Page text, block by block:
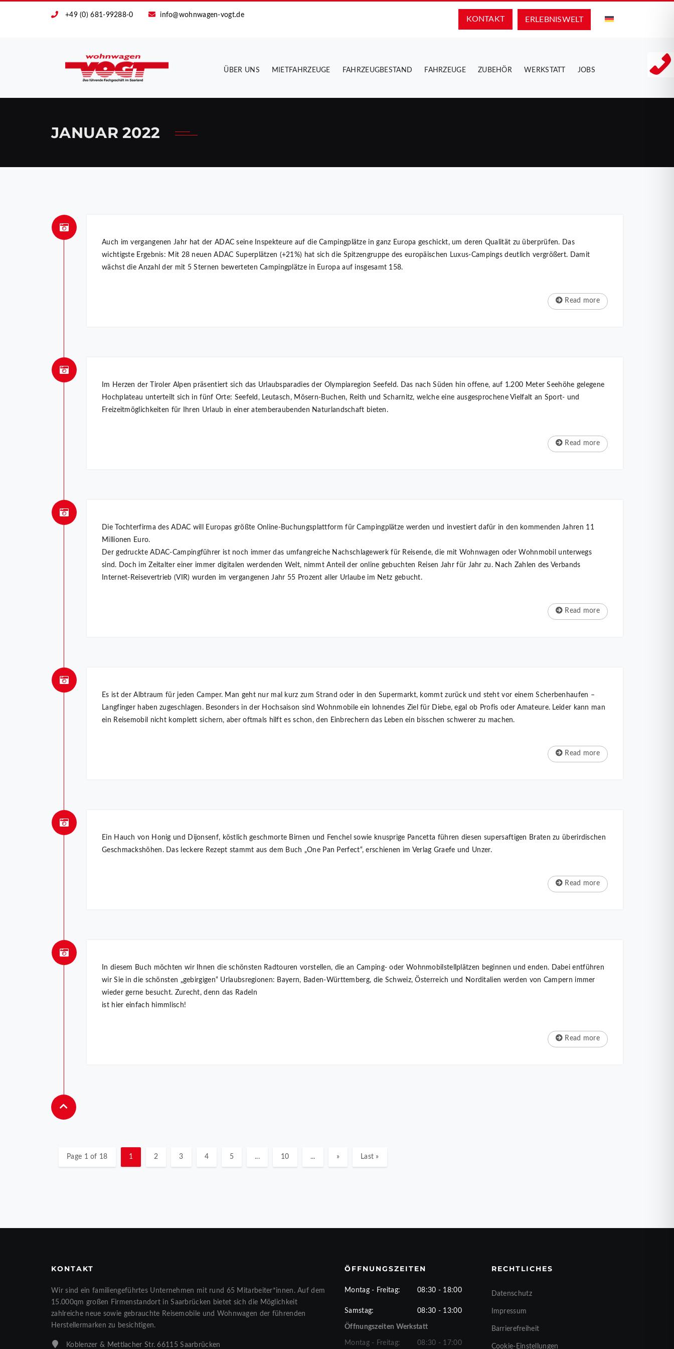
+49 (0) 681-99288-0 info@wohnwagen-vogt.de
ERLEBNIS­WELT
KONTAKT
ÜBER UNS MIETFAHRZEUGE FAHRZEUGBESTAND FAHRZEUGE ZUBEHÖR WERKSTATT JOBS
JANUAR 2022
Auch im vergangenen Jahr hat der ADAC seine Inspekteure auf die Campingplätze in ganz Europa geschickt, um deren Qualität zu überprüfen. Das
wichtigste Ergebnis: Mit 28 neuen ADAC Superplätzen (+21%) hat sich die Spitzengruppe des europäischen Luxus-Campings deutlich vergrößert. Damit
wächst die Anzahl der mit 5 Sternen bewerteten Campingplätze in Europa auf insgesamt 158.
Read more
Im Herzen der Tiroler Alpen präsentiert sich das Urlaubsparadies der Olympiaregion Seefeld. Das nach Süden hin offene, auf 1.200 Meter Seehöhe gelegene
Hochplateau unterteilt sich in fünf Orte: Seefeld, Leutasch, Mösern-Buchen, Reith und Scharnitz, welche eine ausgesprochene Vielfalt an Sport- und
Freizeitmöglichkeiten für Ihren Urlaub in einer atemberaubenden Naturlandschaft bieten.
Read more
Die Tochterfirma des ADAC will Europas größte Online-Buchungsplattform für Campingplätze werden und investiert dafür in den kommenden Jahren 11
Millionen Euro.
Der gedruckte ADAC-Campingführer ist noch immer das umfangreiche Nachschlagewerk für Reisende, die mit Wohnwagen oder Wohnmobil unterwegs
sind. Doch im Zeitalter einer immer digitalen werdenden Welt, nimmt Anteil der online gebuchten Reisen Jahr für Jahr zu. Nach Zahlen des Verbands
Internet-Reisevertrieb (VIR) wurden im vergangenen Jahr 55 Prozent aller Urlaube im Netz gebucht.
Read more
Es ist der Albtraum für jeden Camper. Man geht nur mal kurz zum Strand oder in den Supermarkt, kommt zurück und steht vor einem Scherbenhaufen –
Langfinger haben zugeschlagen. Besonders in der Hochsaison sind Wohnmobile ein lohnendes Ziel für Diebe, egal ob Profis oder Amateure. Leider kann man
ein Reisemobil nicht komplett sichern, aber oftmals hilft es schon, den Einbrechern das Leben ein bisschen schwerer zu machen.
Read more
Ein Hauch von Honig und Dijonsenf, köstlich geschmorte Birnen und Fenchel sowie knusprige Pancetta führen diesen supersaftigen Braten zu überirdischen
Geschmackshöhen. Das leckere Rezept stammt aus dem Buch „One Pan Perfect“, erschienen im Verlag Graefe und Unzer.
Read more
In diesem Buch möchten wir Ihnen die schönsten Radtouren vorstellen, die an Camping- oder Wohnmobilstellplätzen beginnen und enden. Dabei entführen
wir Sie in die schönsten „gebirgigen“ Urlaubsregionen: Bayern, Baden-Württemberg, die Schweiz, Österreich und Norditalien werden von Campern immer
wieder gerne besucht. Zurecht, denn das Radeln
ist hier einfach himmlisch!
Read more
Page 1 of 18 1 2 3 4 5 ... 10 ... » Last »
KONTAKT
Wir sind ein familiengeführtes Unternehmen mit rund 65 Mitarbeiter*innen. Auf dem
15.000qm großen Firmenstandort in Saarbrücken bietet sich die Möglichkeit
zahlreiche neue sowie gebrauchte Reisemobile und Wohnwagen der führenden
Herstellermarken zu besichtigen.
Koblenzer & Mettlacher Str. 66115 Saarbrücken
ÖFFNUNGSZEITEN
Montag - Freitag: 08:30 - 18:00
Samstag: 08:30 - 13:00
Öffnungszeiten Werkstatt
Montag - Freitag: 08:30 - 17:00
RECHTLICHES
Datenschutz
Impressum
Barrierefreiheit
Cookie-Einstellungen